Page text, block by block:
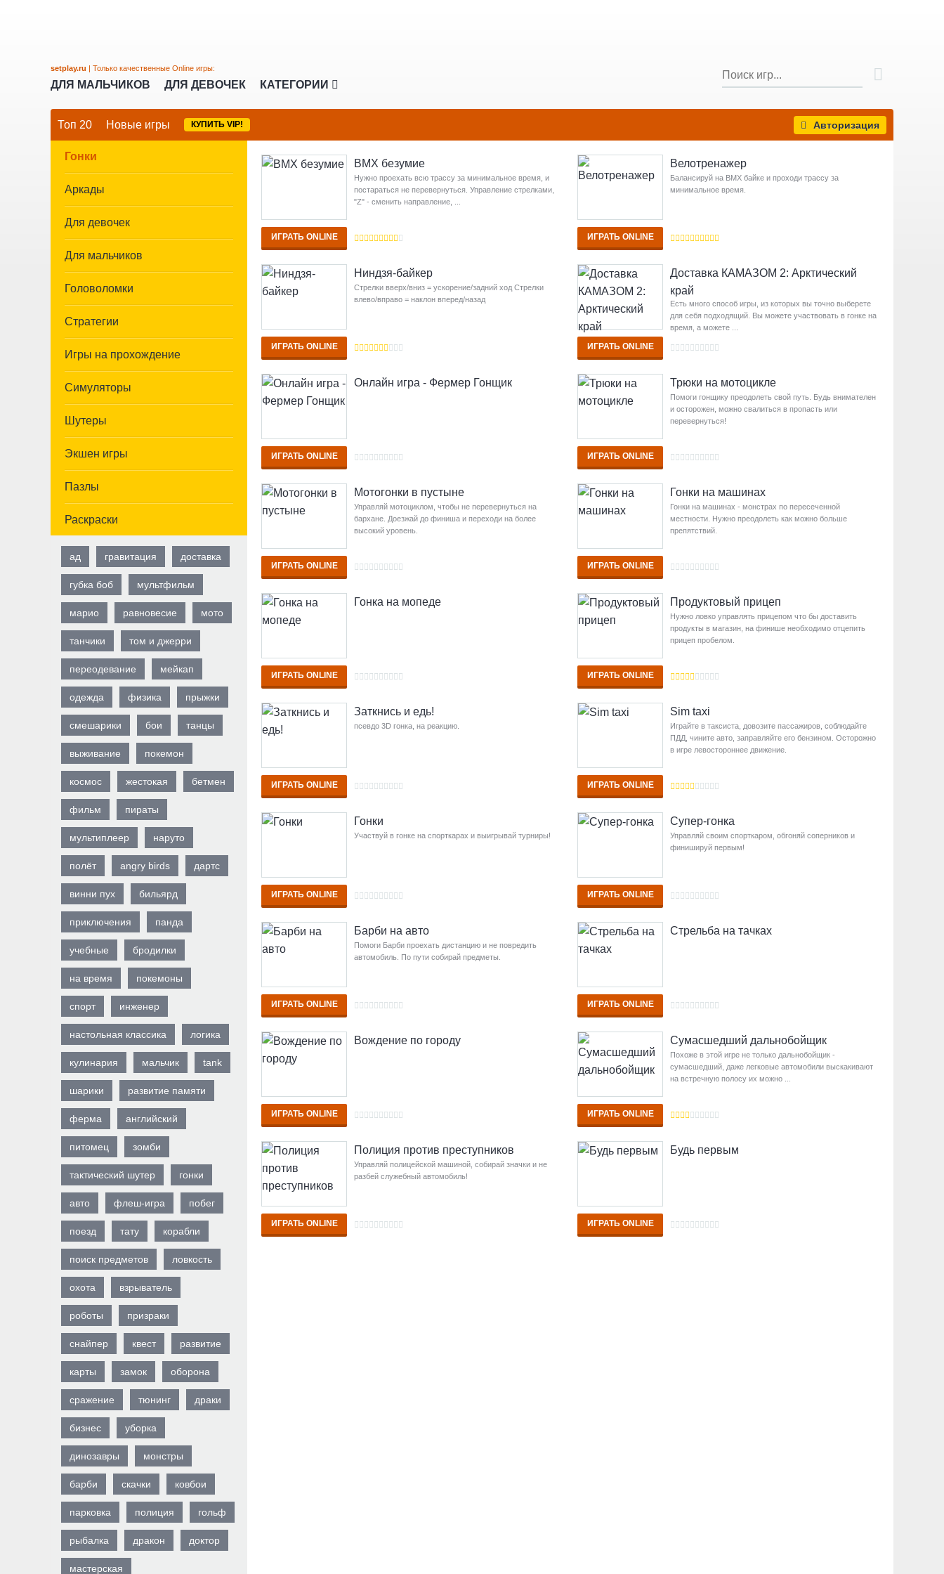
setplay.ru | Только качественные Online игры:
ДЛЯ МАЛЬЧИКОВ ДЛЯ ДЕВОЧЕК КАТЕГОРИИ
Топ 20 Новые игры КУПИТЬ VIP! Авторизация
Гонки
Аркады
Для девочек
Для мальчиков
Головоломки
Стратегии
Игры на прохождение
Симуляторы
Шутеры
Экшен игры
Пазлы
Раскраски
ад гравитация доставка
губка боб мультфильм
марио равновесие мото
танчики том и джерри
переодевание мейкап
одежда физика прыжки
смешарики бои танцы
выживание покемон
космос жестокая бетмен
фильм пираты
мультиплеер наруто
полёт angry birds дартс
винни пух бильярд
приключения панда
учебные бродилки
на время покемоны
спорт инженер
настольная классика логика
кулинария мальчик tank
шарики развитие памяти
ферма английский
питомец зомби
тактический шутер гонки
авто флеш-игра побег
поезд тату корабли
поиск предметов ловкость
охота взрыватель
роботы призраки
снайпер квест развитие
карты замок оборона
сражение тюнинг драки
бизнес уборка
динозавры монстры
барби скачки ковбои
парковка полиция гольф
рыбалка дракон доктор
мастерская
ИГРАТЬ ONLINE
BMX безумие
Нужно проехать всю трассу за минимальное время, и
постараться не перевернуться. Управление стрелками,
"Z" - сменить направление, ...
ИГРАТЬ ONLINE
Ниндзя-байкер
Стрелки вверх/вниз = ускорение/задний ход Стрелки
влево/вправо = наклон вперед/назад
ИГРАТЬ ONLINE
Онлайн игра - Фермер Гонщик
ИГРАТЬ ONLINE
Мотогонки в пустыне
Управляй мотоциклом, чтобы не перевернуться на
бархане. Доезжай до финиша и переходи на более
высокий уровень.
ИГРАТЬ ONLINE
Гонка на мопеде
ИГРАТЬ ONLINE
Заткнись и едь!
псевдо 3D гонка, на реакцию.
ИГРАТЬ ONLINE
Гонки
Участвуй в гонке на спорткарах и выигрывай турниры!
ИГРАТЬ ONLINE
Барби на авто
Помоги Барби проехать дистанцию и не повредить
автомобиль. По пути собирай предметы.
ИГРАТЬ ONLINE
Вождение по городу
ИГРАТЬ ONLINE
Полиция против преступников
Управляй полицейской машиной, собирай значки и не
разбей служебный автомобиль!
ИГРАТЬ ONLINE
Велотренажер
Балансируй на BMX байке и проходи трассу за
минимальное время.
ИГРАТЬ ONLINE
Доставка КАМАЗОМ 2: Арктический
край
Есть много способ игры, из которых вы точно выберете
для себя подходящий. Вы можете участвовать в гонке на
время, а можете ...
ИГРАТЬ ONLINE
Трюки на мотоцикле
Помоги гонщику преодолеть свой путь. Будь внимателен
и осторожен, можно свалиться в пропасть или
перевернуться!
ИГРАТЬ ONLINE
Гонки на машинах
Гонки на машинах - монстрах по пересеченной
местности. Нужно преодолеть как можно больше
препятствий.
ИГРАТЬ ONLINE
Продуктовый прицеп
Нужно ловко управлять прицепом что бы доставить
продукты в магазин, на финише необходимо отцепить
прицеп пробелом.
ИГРАТЬ ONLINE
Sim taxi
Играйте в таксиста, довозите пассажиров, соблюдайте
ПДД, чините авто, заправляйте его бензином. Осторожно
в игре левостороннее движение.
ИГРАТЬ ONLINE
Супер-гонка
Управляй своим спорткаром, обгоняй соперников и
финишируй первым!
ИГРАТЬ ONLINE
Стрельба на тачках
ИГРАТЬ ONLINE
Сумасшедший дальнобойщик
Похоже в этой игре не только дальнобойщик -
сумасшедший, даже легковые автомобили выскакивают
на встречную полосу их можно ...
ИГРАТЬ ONLINE
Будь первым